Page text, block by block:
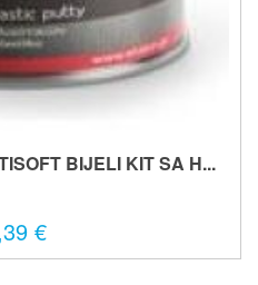
BIJELI KIT SA H...
€